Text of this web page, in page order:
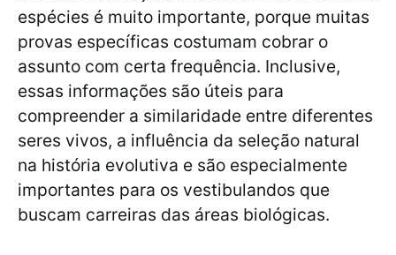
espécies é muito importante, porque muitas
provas específicas costumam cobrar o
assunto com certa frequência. Inclusive,
essas informações são úteis para
compreender a similaridade entre diferentes
seres vivos, a influência da seleção natural
na história evolutiva e são especialmente
importantes para os vestibulandos que
buscam carreiras das áreas biológicas.